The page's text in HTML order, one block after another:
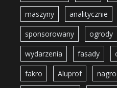
maszyny analitycznie
sponsorowany ogrody
wydarzenia fasady
fakro Aluprof